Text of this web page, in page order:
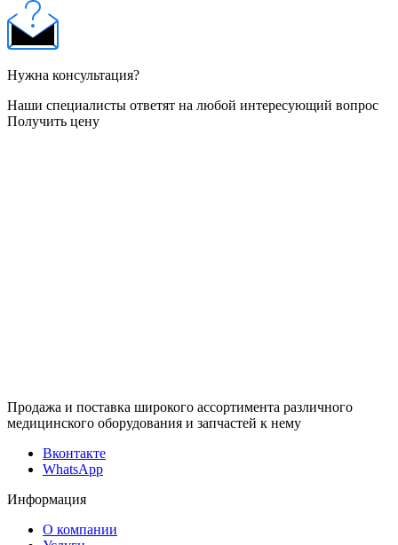
Нужна консультация?
Наши специалисты ответят на любой интересующий вопрос
Получить цену
Продажа и поставка широкого ассортимента различного
медицинского оборудования и запчастей к нему
Вконтакте
WhatsApp
Информация
О компании